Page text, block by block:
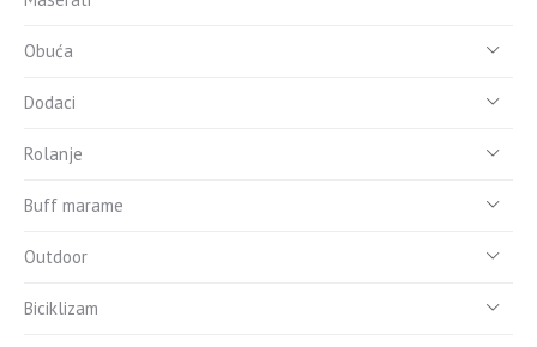
Obuća
Dodaci
Rolanje
Buff marame
Outdoor
Biciklizam